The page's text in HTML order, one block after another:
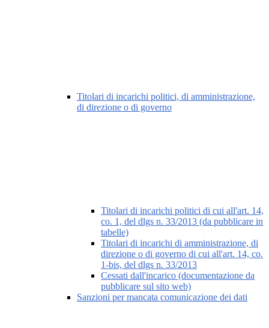
Titolari di incarichi politici, di amministrazione,
di direzione o di governo
Titolari di incarichi politici di cui all'art. 14,
co. 1, del dlgs n. 33/2013 (da pubblicare in
tabelle)
Titolari di incarichi di amministrazione, di
direzione o di governo di cui all'art. 14, co.
1-bis, del dlgs n. 33/2013
Cessati dall'incarico (documentazione da
pubblicare sul sito web)
Sanzioni per mancata comunicazione dei dati